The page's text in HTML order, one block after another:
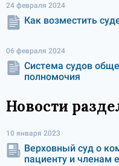
24 февраля 2024
Как возместить
06 февраля 2024
Система судов
полномочия
Новости
10 января 2023
Верховный суд о
пациенту и членам